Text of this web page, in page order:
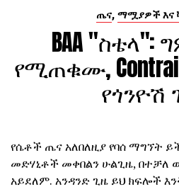
ጤና, ማሟያዎች እና
BAA
የሚጠቁሙ,
የጎንዮሽ
የሴቶች ጤና አለበለዚያ የባሰ ማግኘት
መድሃኒቶች መቀበልን ሁልጊዜ,
አይደለም. አንዳንድ ጊዜ ይህ ክፍሎች